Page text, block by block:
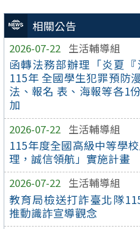
相關公告
2026-07-22 生活輔導組
函轉法務部辦理「炎夏『
115年 全國學生犯罪預防
法、報名 表、海報等各1
加
2026-07-22 生活輔導組
115年度全國高級中等學
理，誠信領航」實施計畫
2026-07-22 生活輔導組
教育局檢送打詐臺北隊
推動識詐宣導觀念